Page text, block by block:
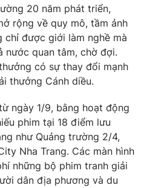
Podcast
20 năm phát triển,
rộng về quy mô, tầm ảnh
chỉ được giới làm nghề mà
nước quan tâm, chờ đợi.
có sự thay đổi mạnh
thưởng Cánh diều.
ngày 1/9, bằng hoạt động
phim tại 18 điểm lưu
như Quảng trường 2/4,
Nha Trang. Các màn hình
những bộ phim tranh giải
dân địa phương và du